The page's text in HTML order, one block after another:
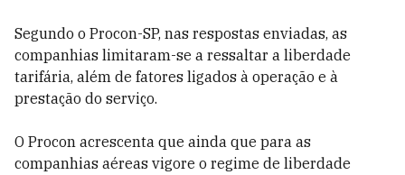
Segundo o Procon-SP, nas respostas enviadas, as
companhias limitaram-se a ressaltar a liberdade
tarifária, além de fatores ligados à operação e à
prestação do serviço.
O Procon acrescenta que ainda que para as
companhias aéreas vigore o regime de liberdade